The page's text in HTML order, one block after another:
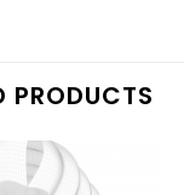
PRODUCTS